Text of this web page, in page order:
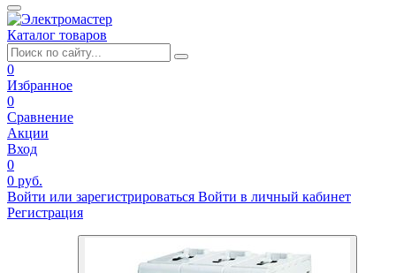
Каталог товаров
0
Избранное
0
Сравнение
Акции
Вход
0
0 руб.
Войти или зарегистрироваться Войти в личный кабинет
Регистрация